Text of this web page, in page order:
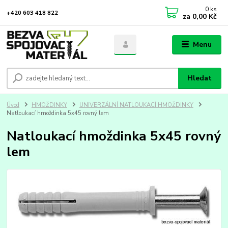
Menu
Hledat
+420 603 418 822 0 ks
za 0,00 Kč
Úvod HMOŽDINKY
UNIVERZÁLNÍ NATLOUKACÍ HMOŽDINKY
Natloukací hmoždinka 5x45 rovný lem
Natloukací hmoždinka 5x45 rovný
lem